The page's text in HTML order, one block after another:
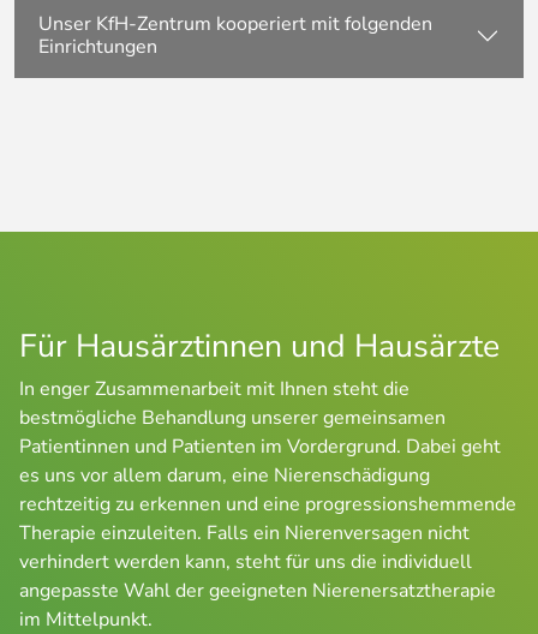
Unser KfH-Zentrum kooperiert mit folgenden
Einrichtungen
Für Hausärztinnen und Hausärzte
In enger Zusammenarbeit mit Ihnen steht die
bestmögliche Behandlung unserer gemeinsamen
Patientinnen und Patienten im Vordergrund. Dabei geht
es uns vor allem darum, eine Nierenschädigung
rechtzeitig zu erkennen und eine progressionshemmende
Therapie einzuleiten. Falls ein Nierenversagen nicht
verhindert werden kann, steht für uns die individuell
angepasste Wahl der geeigneten Nierenersatztherapie
im Mittelpunkt.